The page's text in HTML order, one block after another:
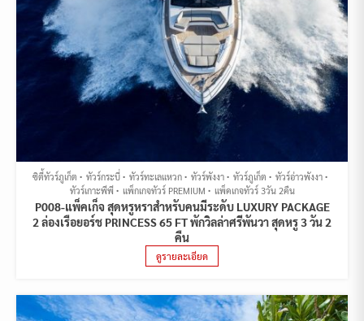
ซิตี้ทัวร์ภูเก็ต ทัวร์กระบี่ ทัวร์ทะเลแหวก ทัวร์พังงา ทัวร์ภูเก็ต
ทัวร์อ่าวพังงา
ทัวร์เกาะพีพี
แพ็กเกจทัวร์ PREMIUM แพ็คเกจทัวร์ 3วัน 2คืน
P008-แพ็คเก็จ สุดหรูหราสำหรับคนมีระดับ LUXURY PACKAGE
2 ล่องเรือยอร์ช PRINCESS 65 FT พักวิลล่าศรีพันวา สุดหรู 3 วัน 2
คืน
ดูรายละเอียด